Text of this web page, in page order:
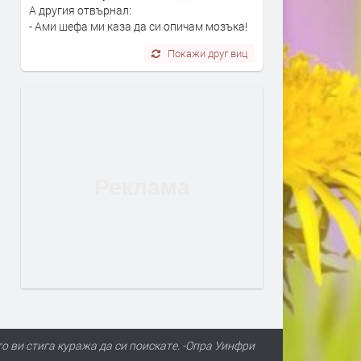
А другия отвърнал:
- Ами шефа ми каза да си опичам мозъка!
Покажи друг виц
ви стига куража да си поискате. -Опра Уинфри